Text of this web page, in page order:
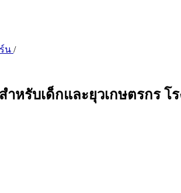
น /
รับเด็กและยุวเกษตรกร โ